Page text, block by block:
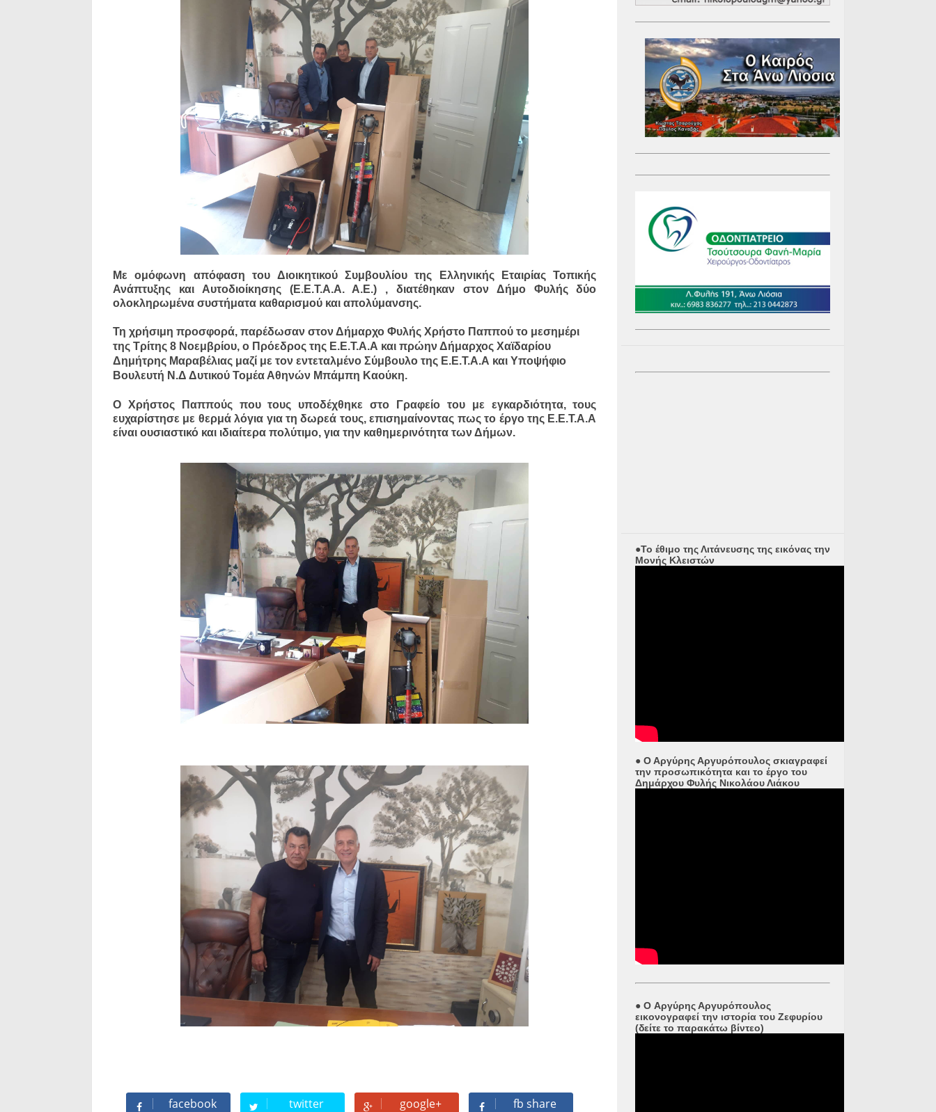
Με ομόφωνη απόφαση του Διοικητικού Συμβουλίου της Ελληνικής Εταιρίας Τοπικής
Ανάπτυξης και Αυτοδιοίκησης (Ε.Ε.Τ.Α.Α. Α.Ε.) , διατέθηκαν στον Δήμο Φυλής δύο
ολοκληρωμένα συστήματα καθαρισμού και απολύμανσης.
Τη χρήσιμη προσφορά, παρέδωσαν στον Δήμαρχο Φυλής Χρήστο Παππού το μεσημέρι
της Τρίτης 8 Νοεμβρίου, ο Πρόεδρος της Ε.Ε.Τ.Α.Α και πρώην Δήμαρχος Χαϊδαρίου
Δημήτρης Μαραβέλιας μαζί με τον εντεταλμένο Σύμβουλο της Ε.Ε.Τ.Α.Α και Υποψήφιο
Βουλευτή Ν.Δ Δυτικού Τομέα Αθηνών Μπάμπη Καούκη.
Ο Χρήστος Παππούς που τους υποδέχθηκε στο Γραφείο του με εγκαρδιότητα, τους
ευχαρίστησε με θερμά λόγια για τη δωρεά τους, επισημαίνοντας πως το έργο της Ε.Ε.Τ.Α.Α
είναι ουσιαστικό και ιδιαίτερα πολύτιμο, για την καθημερινότητα των Δήμων.
facebook twitter google+ fb share
●Το έθιμο της Λιτάνευσης της εικόνας την
Μονής Κλειστών
● Ο Αργύρης Αργυρόπουλος σκιαγραφεί
την προσωπικότητα και το έργο του
Δημάρχου Φυλής Νικολάου Λιάκου
● O Αργύρης Αργυρόπουλος
εικονογραφεί την ιστορία του Ζεφυρίου
(δείτε το παρακάτω βίντεο)